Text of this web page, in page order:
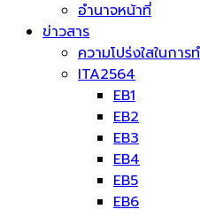
อำนาจหน้าที่
ข่าวสาร
ความโปร่งใสในกา
ITA2564
EB1
EB2
EB3
EB4
EB5
EB6